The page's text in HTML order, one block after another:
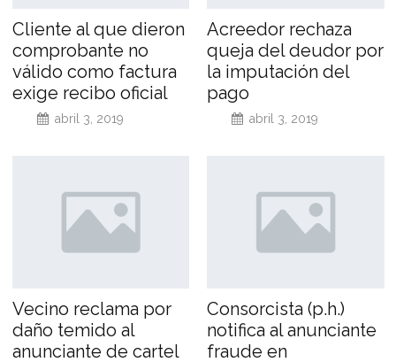
Cliente al que dieron
comprobante no
válido como factura
exige recibo oficial
abril 3, 2019
Acreedor rechaza
queja del deudor por
la imputación del
pago
abril 3, 2019
Vecino reclama por
daño temido al
anunciante de cartel
Consorcista (p.h.)
notifica al anunciante
fraude en